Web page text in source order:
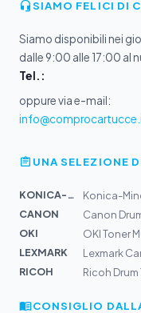
SIAMO FELICI DI
Siamo disponibili nei
dalle 9:00 alle 17:00 al
Tel.:
oppure via e-mail:
UNA SELEZIONE
KONICA-MIN...
Konica-
CANON
OKI
OKI Toner
LEXMARK
RICOH
Ricoh
CONSIGLIO